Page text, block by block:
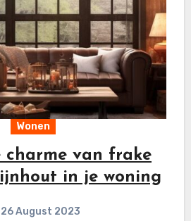
Wonen
charme van frake
in je woning
26 August 2023